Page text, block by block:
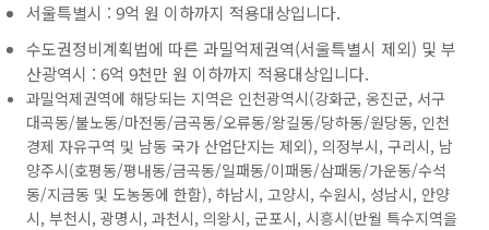
서울특별시 : 9억 원 이하까지 적용대상입니다.
수도권정비계획법에 따른 과밀억제권역(서울특별시 제외) 및 부
산광역시 : 6억 9천만 원 이하까지 적용대상입니다.
과밀억제권역에 해당되는 지역은 인천광역시(강화군, 옹진군, 서구
대곡동/불노동/마전동/금곡동/오류동/왕길동/당하동/원당동, 인천
경제 자유구역 및 남동 국가 산업단지는 제외), 의정부시, 구리시, 남
양주시(호평동/평내동/금곡동/일패동/이패동/삼패동/가운동/수석
동/지금동 및 도농동에 한함), 하남시, 고양시, 수원시, 성남시, 안양
시, 부천시, 광명시, 과천시, 의왕시, 군포시, 시흥시(반월 특수지역을